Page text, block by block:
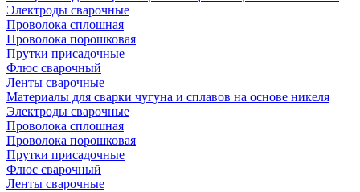
Электроды сварочные
Проволока сплошная
Проволока порошковая
Прутки присадочные
Флюс сварочный
Ленты сварочные
Материалы для сварки чугуна и сплавов на основе никеля
Электроды сварочные
Проволока сплошная
Проволока порошковая
Прутки присадочные
Флюс сварочный
Ленты сварочные